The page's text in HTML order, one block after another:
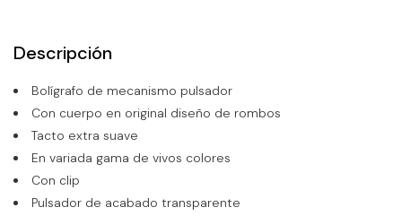
Descripción
Bolígrafo de mecanismo pulsador
Con cuerpo en original diseño de rombos
Tacto extra suave
En variada gama de vivos colores
Con clip
Pulsador de acabado transparente